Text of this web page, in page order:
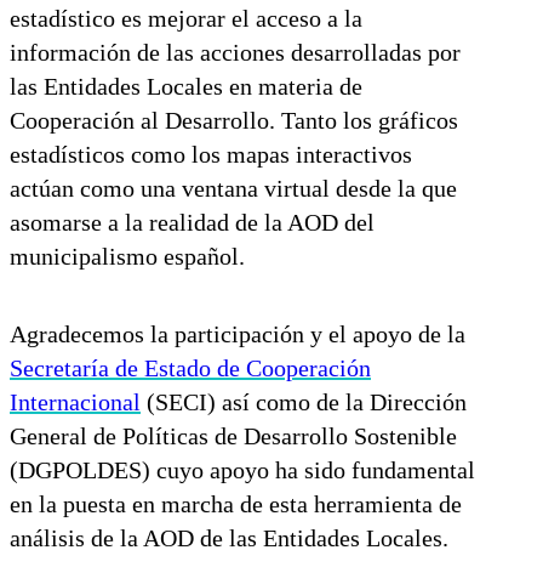
estadístico es mejorar el acceso a la
información de las acciones desarrolladas por
las Entidades Locales en materia de
Cooperación al Desarrollo. Tanto los gráficos
estadísticos como los mapas interactivos
actúan como una ventana virtual desde la que
asomarse a la realidad de la AOD del
municipalismo español.
Agradecemos la participación y el apoyo de la
Secretaría de Estado de Cooperación
Internacional (SECI) así como de la Dirección
General de Políticas de Desarrollo Sostenible
(DGPOLDES) cuyo apoyo ha sido fundamental
en la puesta en marcha de esta herramienta de
análisis de la AOD de las Entidades Locales.